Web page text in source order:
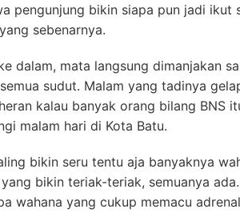
pengunjung bikin siapa pun jadi ikut
sebenarnya.
dalam, mata langsung dimanjakan
sudut. Malam yang tadinya
kalau banyak orang bilang BNS
malam hari di Kota Batu.
bikin seru tentu aja banyaknya
bikin teriak-teriak, semuanya
wahana yang cukup memacu